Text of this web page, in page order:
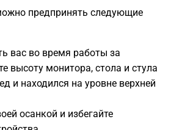
предпринять следующие
вас во время работы за
высоту монитора, стола и стула
и находился на уровне верхней
осанкой и избегайте